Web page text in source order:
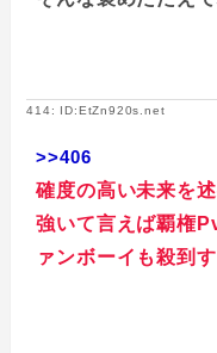
414: ID:EtZn920s.net
>>406
確度の高い未来を
強いて言えば覇権
ァンボーイも殺到